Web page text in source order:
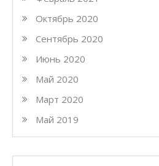
Октябрь 2020
Сентябрь 2020
Июнь 2020
Май 2020
Март 2020
Май 2019